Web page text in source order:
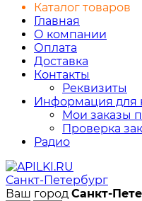
Каталог товаров
Главная
О компании
Оплата
Доставка
Контакты
Реквизиты
Информация для
Мои заказы
Проверка
Радио
Санкт-Петербург
Ваш город Санкт-